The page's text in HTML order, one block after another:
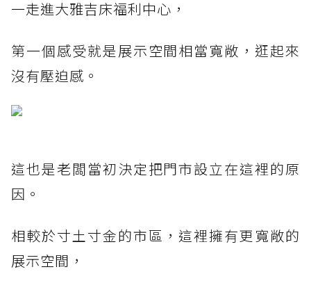
一走進大雅吉床福利中心，
第一個感受就是展示空間相當寬敞，逛起來
沒有壓迫感。
這也是老闆當初決定把門市設立在這裡的原
因。
相較於寸土寸金的市區，這裡擁有更寬敞的
展示空間，